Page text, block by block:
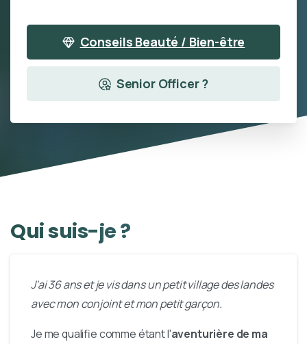
Conseils Beauté / Bien-être
Senior Officer ?
Quisuis-je?
J'ai 36 ans et je vis dans un petit village des landes
avec mon conjoint et mon petit garçon.
Je me qualifie comme étant l'aventurière de ma